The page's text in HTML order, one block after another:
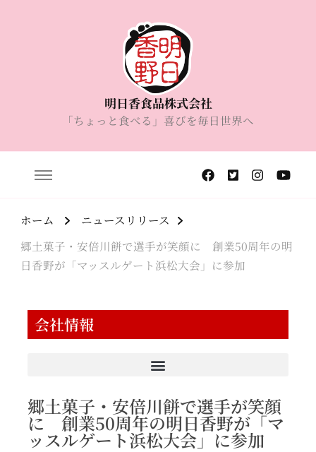
明日香食品株式会社
「ちょっと食べる」喜びを毎日世界へ
ホーム
ニュースリリース
郷土菓子・安倍川餅で選手が笑顔に 創業50周年の明
日香野が「マッスルゲート浜松大会」に参加
会社情報
郷土菓子・安倍川餅で選手が笑顔
に 創業50周年の明日香野が「マ
ッスルゲート浜松大会」に参加